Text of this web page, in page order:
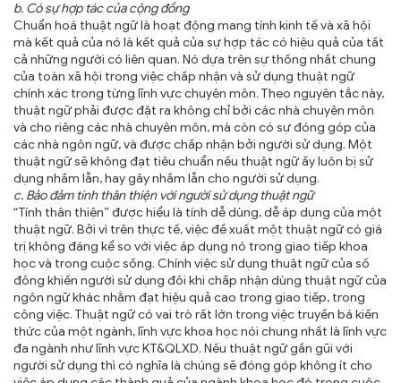
b. Có sự hợp tác của cộng đồng
Chuẩn hoá thuật ngữ là hoạt động mang tính kinh tế và xã hội
mà kết quả của nó là kết quả của sự hợp tác có hiệu quả của tất
cả những người có liên quan. Nó dựa trên sự thống nhất chung
của toàn xã hội trong việc chấp nhận và sử dụng thuật ngữ
chính xác trong từng lĩnh vực chuyên môn. Theo nguyên tắc này,
thuật ngữ phải được đặt ra không chỉ bởi các nhà chuyên môn
và cho riêng các nhà chuyên môn, mà còn có sự đóng góp của
các nhà ngôn ngữ, và được chấp nhận bởi người sử dụng. Một
thuật ngữ sẽ không đạt tiêu chuẩn nếu thuật ngữ ấy luôn bị sử
dụng nhầm lẫn, hay gây nhầm lẫn cho người sử dụng.
c. Bảo đảm tính thân thiện với người sử dụng thuật ngữ
“Tính thân thiện” được hiểu là tính dễ dùng, dễ áp dụng của một
thuật ngữ. Bởi vì trên thực tế, việc đề xuất một thuật ngữ có giá
trị không đáng kể so với việc áp dụng nó trong giao tiếp khoa
học và trong cuộc sống. Chính việc sử dụng thuật ngữ của số
đông khiến người sử dụng đôi khi chấp nhận dùng thuật ngữ của
ngôn ngữ khác nhằm đạt hiệu quả cao trong giao tiếp, trong
công việc. Thuật ngữ có vai trò rất lớn trong việc truyền bá kiến
thức của một ngành, lĩnh vực khoa học nói chung nhất là lĩnh vực
đa ngành như lĩnh vực KT&QLXD. Nếu thuật ngữ gần gũi với
người sử dụng thì có nghĩa là chúng sẽ đóng góp không ít cho